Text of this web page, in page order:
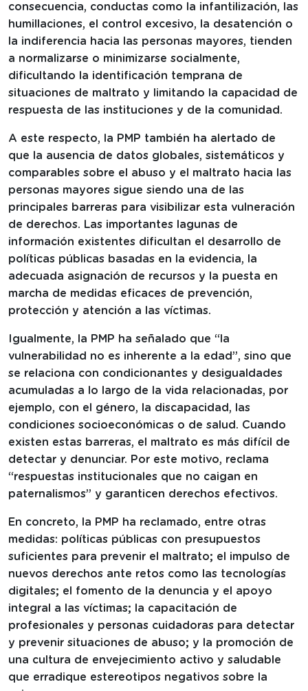
consecuencia, conductas como la infantilización, las
humillaciones, el control excesivo, la desatención o
la indiferencia hacia las personas mayores, tienden
a normalizarse o minimizarse socialmente,
dificultando la identificación temprana de
situaciones de maltrato y limitando la capacidad de
respuesta de las instituciones y de la comunidad.
A este respecto, la PMP también ha alertado de
que la ausencia de datos globales, sistemáticos y
comparables sobre el abuso y el maltrato hacia las
personas mayores sigue siendo una de las
principales barreras para visibilizar esta vulneración
de derechos. Las importantes lagunas de
información existentes dificultan el desarrollo de
políticas públicas basadas en la evidencia, la
adecuada asignación de recursos y la puesta en
marcha de medidas eficaces de prevención,
protección y atención a las víctimas.
Igualmente, la PMP ha señalado que “la
vulnerabilidad no es inherente a la edad”, sino que
se relaciona con condicionantes y desigualdades
acumuladas a lo largo de la vida relacionadas, por
ejemplo, con el género, la discapacidad, las
condiciones socioeconómicas o de salud. Cuando
existen estas barreras, el maltrato es más difícil de
detectar y denunciar. Por este motivo, reclama
“respuestas institucionales que no caigan en
paternalismos” y garanticen derechos efectivos.
En concreto, la PMP ha reclamado, entre otras
medidas: políticas públicas con presupuestos
suficientes para prevenir el maltrato; el impulso de
nuevos derechos ante retos como las tecnologías
digitales; el fomento de la denuncia y el apoyo
integral a las víctimas; la capacitación de
profesionales y personas cuidadoras para detectar
y prevenir situaciones de abuso; y la promoción de
una cultura de envejecimiento activo y saludable
que erradique estereotipos negativos sobre la